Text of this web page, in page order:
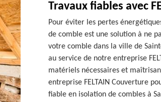
Travaux fiables avec
Pour éviter les pertes
de comble est une solution à ne
votre comble dans la ville de
au service de notre entreprise
matériels nécessaires et
entreprise FELTAIN Couverture
fiable en isolation de combles à